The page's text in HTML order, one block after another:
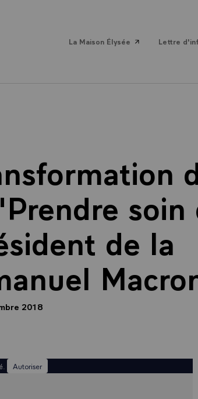
La Maison Élysée Lettre
soin
de la
2018
Autoriser